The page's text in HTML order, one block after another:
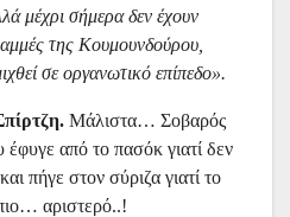
μέχρι σήμερα δεν έχουν
της Κουμουνδούρου,
σε οργανωτικό επίπεδο».
Μάλιστα… Σοβαρός
από το πασόκ γιατί δεν
πήγε στον σύριζα γιατί το
αριστερό..!